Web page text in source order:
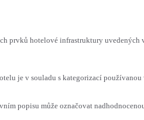
prvků hotelové infrastruktury uvedených
je v souladu s kategorizací
popisu může označovat